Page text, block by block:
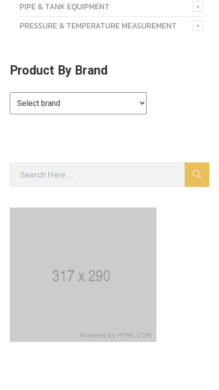
PIPE & TANK EQUIPMENT
PRESSURE & TEMPERATURE MEASUREMENT
Product By Brand